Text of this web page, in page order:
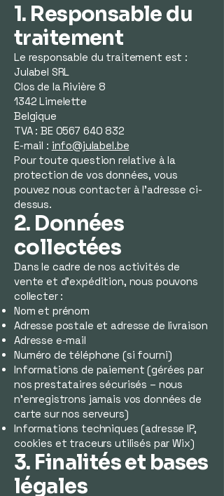
1. Responsable du
traitement
Le responsable du traitement est :
Julabel SRL
Clos de la Rivière 8
1342 Limelette
Belgique
TVA : BE 0567 640 832
E-mail : info@julabel.be
Pour toute question relative à la
protection de vos données, vous
pouvez nous contacter à l’adresse ci-
dessus.
2. Données
collectées
Dans le cadre de nos activités de
vente et d’expédition, nous pouvons
collecter :
Nom et prénom
Adresse postale et adresse de livraison
Adresse e-mail
Numéro de téléphone (si fourni)
Informations de paiement (gérées par
nos prestataires sécurisés – nous
n’enregistrons jamais vos données de
carte sur nos serveurs)
Informations techniques (adresse IP,
cookies et traceurs utilisés par Wix)
3. Finalités et bases
légales